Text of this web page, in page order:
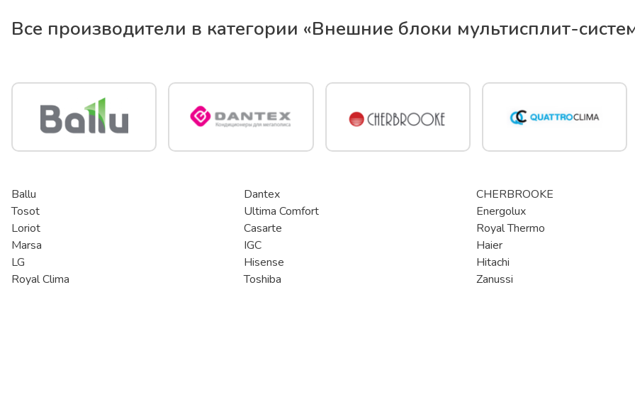
Все производители в категории «Внешние блоки мультисплит-
Ballu Dantex
CHERBROOKE
Tosot
Ultima Comfort
Energolux
Loriot
Casarte
Royal Thermo
Marsa
IGC
Haier
LG
Hisense
Hitachi
Royal Clima
Toshiba Zanussi